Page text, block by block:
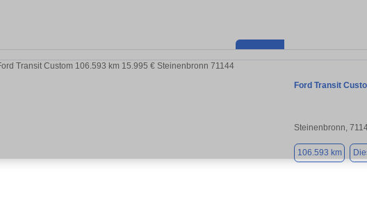
Ford Transit
Steinenbronn,
106.593 km